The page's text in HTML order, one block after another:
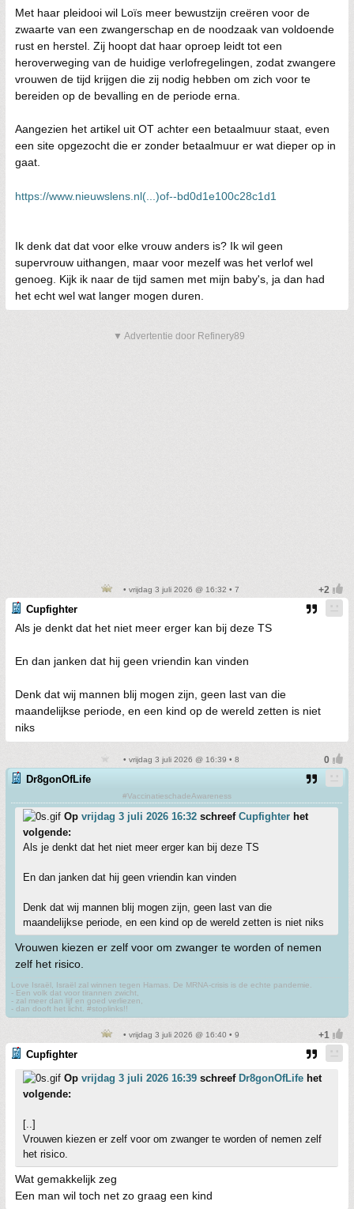
Met haar pleidooi wil Loïs meer bewustzijn creëren voor de
zwaarte van een zwangerschap en de noodzaak van voldoende
rust en herstel. Zij hoopt dat haar oproep leidt tot een
heroverweging van de huidige verlofregelingen, zodat zwangere
vrouwen de tijd krijgen die zij nodig hebben om zich voor te
bereiden op de bevalling en de periode erna.
Aangezien het artikel uit OT achter een betaalmuur staat, even
een site opgezocht die er zonder betaalmuur er wat dieper op in
gaat.
https://www.nieuwslens.nl(...)of--bd0d1e100c28c1d1
Ik denk dat dat voor elke vrouw anders is? Ik wil geen
supervrouw uithangen, maar voor mezelf was het verlof wel
genoeg. Kijk ik naar de tijd samen met mijn baby's, ja dan had
het echt wel wat langer mogen duren.
▼ Advertentie door Refinery89
• vrijdag 3 juli 2026 @ 16:32 • 7
Cupfighter
Als je denkt dat het niet meer erger kan bij deze TS
En dan janken dat hij geen vriendin kan vinden
Denk dat wij mannen blij mogen zijn, geen last van die
maandelijkse periode, en een kind op de wereld zetten is niet
niks
• vrijdag 3 juli 2026 @ 16:39 • 8
Dr8gonOfLife
#VaccinatieschadeAwareness
Op vrijdag 3 juli 2026 16:32 schreef Cupfighter het
volgende:
Als je denkt dat het niet meer erger kan bij deze TS
En dan janken dat hij geen vriendin kan vinden
Denk dat wij mannen blij mogen zijn, geen last van die
maandelijkse periode, en een kind op de wereld zetten is niet niks
Vrouwen kiezen er zelf voor om zwanger te worden of nemen
zelf het risico.
Love Israël, Israël zal winnen tegen Hamas. De MRNA-crisis is de echte pandemie.
- Een volk dat voor tirannen zwicht,
- zal meer dan lijf en goed verliezen,
- dan dooft het licht. #stoplinks!!
• vrijdag 3 juli 2026 @ 16:40 • 9
Cupfighter
Op vrijdag 3 juli 2026 16:39 schreef Dr8gonOfLife het
volgende:
[..]
Vrouwen kiezen er zelf voor om zwanger te worden of nemen zelf
het risico.
Wat gemakkelijk zeg
Een man wil toch net zo graag een kind